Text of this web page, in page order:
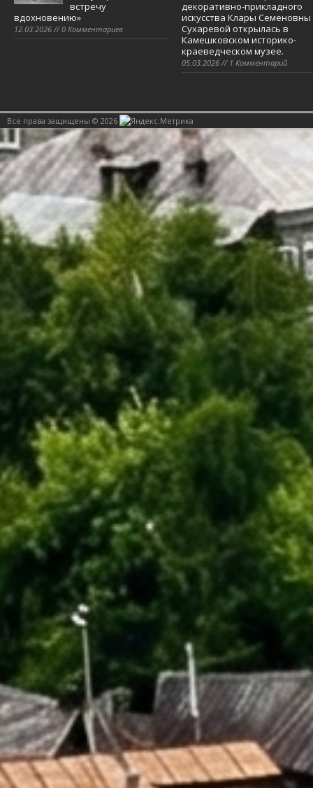
встречу
вдохновению»
12.03.2026 // 0 Комментариев
декоративно-прикладного
искусства Клары Семеновны
Сухаревой открылась в
Камешковском историко-
краеведческом музее.
05.03.2026 // 1 Комментарий
Все права защищены © 2026